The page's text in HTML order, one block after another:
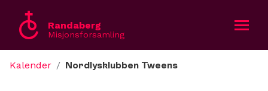
Randaberg
Misjonsforsamling
Kalender / Nordlysklubben Tweens